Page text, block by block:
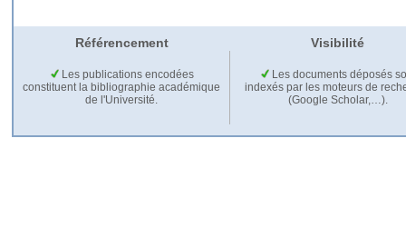
Référencement Visibilité
Les publications encodées
constituent la bibliographie académique
de l'Université.
Les documents déposés
indexés par les moteurs de
(Google Scholar,…).